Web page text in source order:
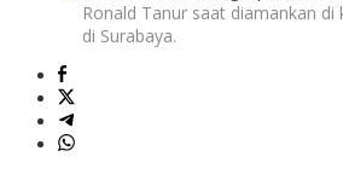
Ronald Tanur saat diamankan di
di Surabaya.